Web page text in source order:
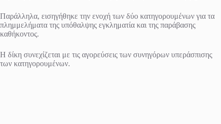
Παράλληλα, εισηγήθηκε την ενοχή των δύο κατηγορουμένων για τα
πλημμελήματα της υπόθαλψης εγκληματία και της παράβασης
καθήκοντος.
Η δίκη συνεχίζεται με τις αγορεύσεις των συνηγόρων υπεράσπισης
των κατηγορουμένων.